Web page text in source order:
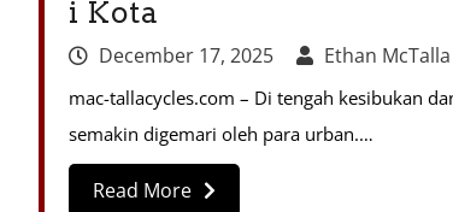
i Kota
December 17, 2025 Ethan McTalla
mac-tallacycles.com – Di tengah kesibukan
semakin digemari oleh para urban.…
Read More